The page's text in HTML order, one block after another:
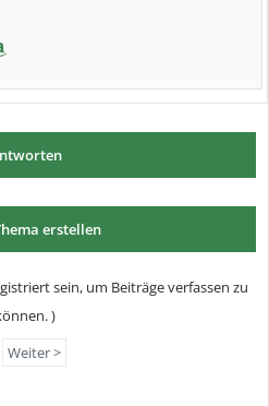
erstellen
sein, um Beiträge verfassen zu
)
Weiter >